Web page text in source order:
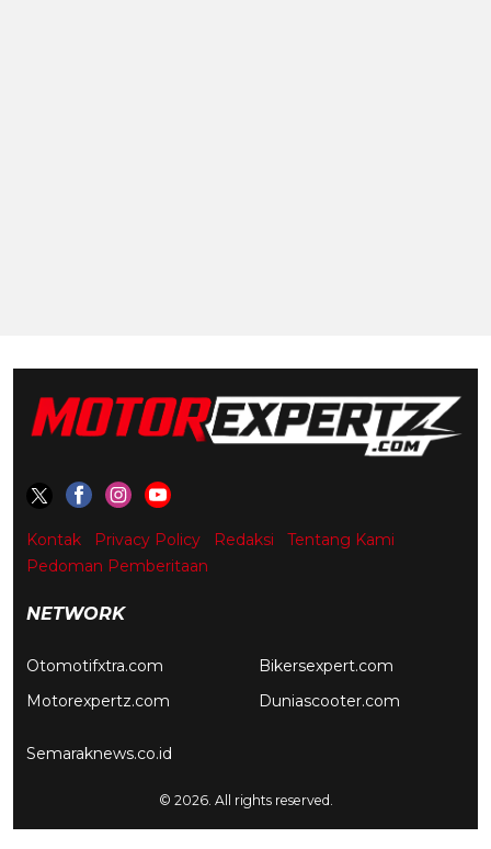
Kontak Privacy Policy Redaksi
Tentang Kami
Pedoman Pemberitaan
NETWORK
Otomotifxtra.com
Motorexpertz.com
Bikersexpert.com
Duniascooter.com
Semaraknews.co.id
© 2026. All rights reserved.